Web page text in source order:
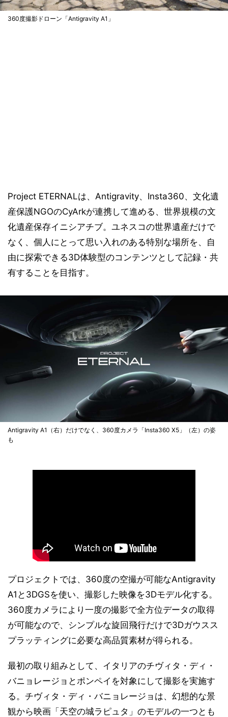
360度撮影ドローン「Antigravity A1」
Project ETERNALは、Antigravity、Insta360、文化遺
産保護NGOのCyArkが連携して進める、世界規模の文
化遺産保存イニシアチブ。ユネスコの世界遺産だけで
なく、個人にとって思い入れのある特別な場所を、自
由に探索できる3D体験型のコンテンツとして記録・共
有することを目指す。
Antigravity A1（右）だけでなく、360度カメラ「Insta360 X5」（左）の姿
も
プロジェクトでは、360度の空撮が可能なAntigravity
A1と3DGSを使い、撮影した映像を3Dモデル化する。
360度カメラにより一度の撮影で全方位データの取得
が可能なので、シンプルな旋回飛行だけで3Dガウスス
プラッティングに必要な高品質素材が得られる。
最初の取り組みとして、イタリアのチヴィタ・ディ・
バニョレージョとポンペイを対象にして撮影を実施す
る。チヴィタ・ディ・バニョレージョは、幻想的な景
観から映画「天空の城ラピュタ」のモデルの一つとも